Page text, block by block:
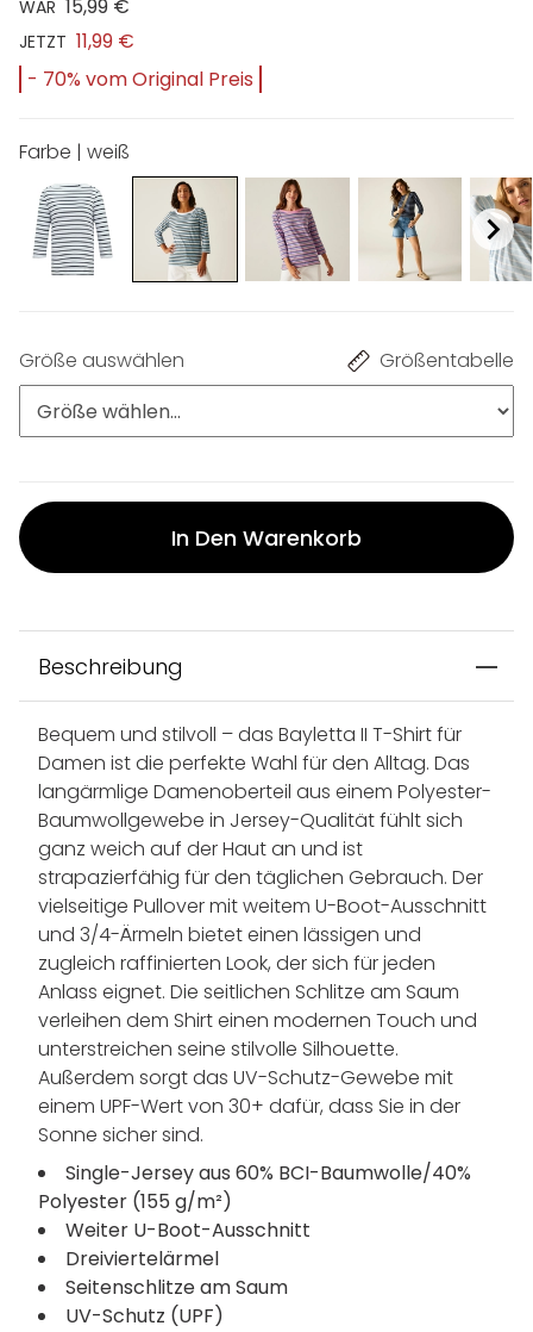
WAR 15,99 €
JETZT 11,99 €
- 70% vom Original Preis
Farbe | weiß
Größe auswählen Größentabelle
In Den Warenkorb
Beschreibung
Bequem und stilvoll – das Bayletta II T-Shirt für
Damen ist die perfekte Wahl für den Alltag. Das
langärmlige Damenoberteil aus einem Polyester-
Baumwollgewebe in Jersey-Qualität fühlt sich
ganz weich auf der Haut an und ist
strapazierfähig für den täglichen Gebrauch. Der
vielseitige Pullover mit weitem U-Boot-Ausschnitt
und 3/4-Ärmeln bietet einen lässigen und
zugleich raffinierten Look, der sich für jeden
Anlass eignet. Die seitlichen Schlitze am Saum
verleihen dem Shirt einen modernen Touch und
unterstreichen seine stilvolle Silhouette.
Außerdem sorgt das UV-Schutz-Gewebe mit
einem UPF-Wert von 30+ dafür, dass Sie in der
Sonne sicher sind.
Single-Jersey aus 60% BCI-Baumwolle/40%
Polyester (155 g/m²)
Weiter U-Boot-Ausschnitt
Dreiviertelärmel
Seitenschlitze am Saum
UV-Schutz (UPF)